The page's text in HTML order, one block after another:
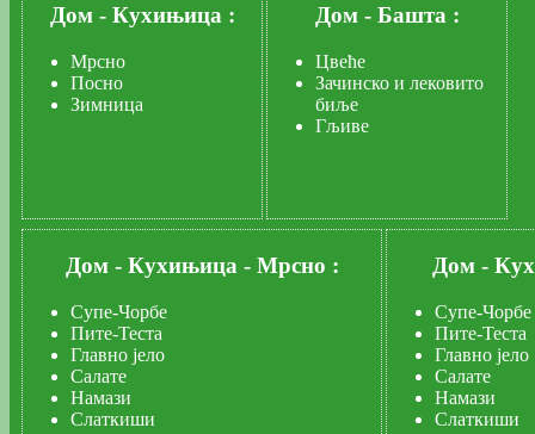
Дом - Кухињица :
Мрсно
Посно
Зимница
Дом - Башта :
Цвеће
Зачинско и лековито
биље
Гљиве
Дом - Кухињица - Мрсно :
Супе-Чорбе
Пите-Теста
Главно јело
Салате
Намази
Слаткиши
Дом -
Супе-Чорбе
Пите-Теста
Главно јело
Салате
Намази
Слаткиши